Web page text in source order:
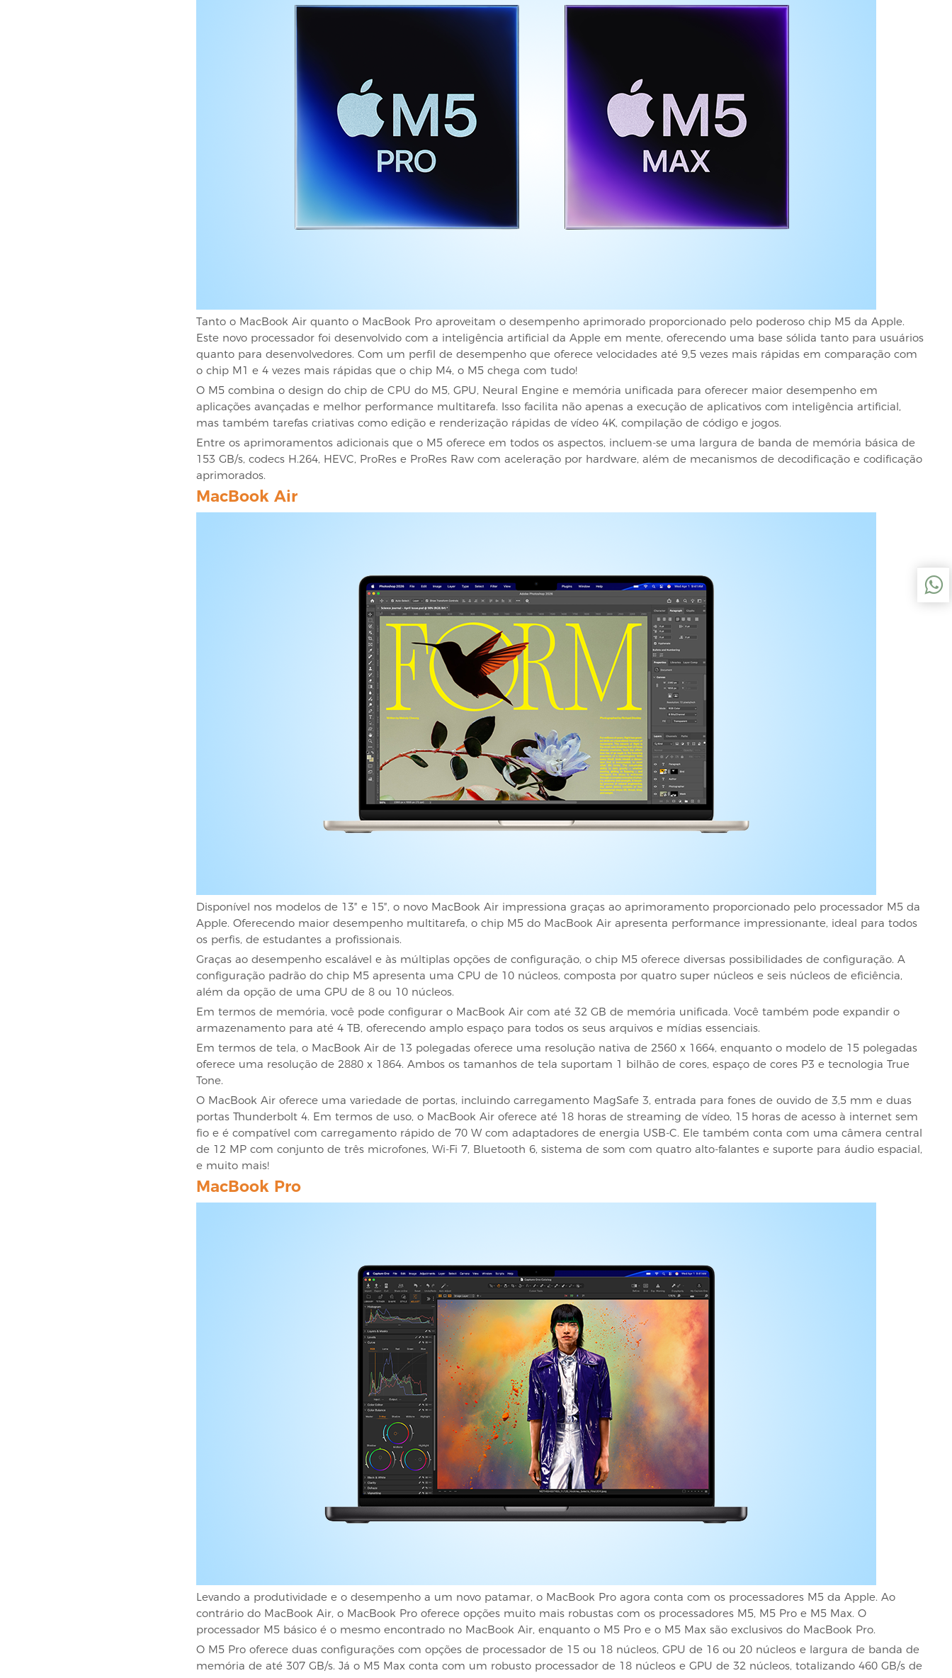
Tanto o MacBook Air quanto o MacBook Pro aproveitam o desempenho aprimorado proporcionado pelo poderoso chip M5 da Apple.
Este novo processador foi desenvolvido com a inteligência artificial da Apple em mente, oferecendo uma base sólida tanto para usuários
quanto para desenvolvedores. Com um perfil de desempenho que oferece velocidades até 9,5 vezes mais rápidas em comparação com
o chip M1 e 4 vezes mais rápidas que o chip M4, o M5 chega com tudo!
O M5 combina o design do chip de CPU do M5, GPU, Neural Engine e memória unificada para oferecer maior desempenho em
aplicações avançadas e melhor performance multitarefa. Isso facilita não apenas a execução de aplicativos com inteligência artificial,
mas também tarefas criativas como edição e renderização rápidas de vídeo 4K, compilação de código e jogos.
Entre os aprimoramentos adicionais que o M5 oferece em todos os aspectos, incluem-se uma largura de banda de memória básica de
153 GB/s, codecs H.264, HEVC, ProRes e ProRes Raw com aceleração por hardware, além de mecanismos de decodificação e codificação
aprimorados.
MacBook Air
Disponível nos modelos de 13″ e 15″, o novo MacBook Air impressiona graças ao aprimoramento proporcionado pelo processador M5 da
Apple. Oferecendo maior desempenho multitarefa, o chip M5 do MacBook Air apresenta performance impressionante, ideal para todos
os perfis, de estudantes a profissionais.
Graças ao desempenho escalável e às múltiplas opções de configuração, o chip M5 oferece diversas possibilidades de configuração. A
configuração padrão do chip M5 apresenta uma CPU de 10 núcleos, composta por quatro super núcleos e seis núcleos de eficiência,
além da opção de uma GPU de 8 ou 10 núcleos.
Em termos de memória, você pode configurar o MacBook Air com até 32 GB de memória unificada. Você também pode expandir o
armazenamento para até 4 TB, oferecendo amplo espaço para todos os seus arquivos e mídias essenciais.
Em termos de tela, o MacBook Air de 13 polegadas oferece uma resolução nativa de 2560 x 1664, enquanto o modelo de 15 polegadas
oferece uma resolução de 2880 x 1864. Ambos os tamanhos de tela suportam 1 bilhão de cores, espaço de cores P3 e tecnologia True
Tone.
O MacBook Air oferece uma variedade de portas, incluindo carregamento MagSafe 3, entrada para fones de ouvido de 3,5 mm e duas
portas Thunderbolt 4. Em termos de uso, o MacBook Air oferece até 18 horas de streaming de vídeo, 15 horas de acesso à internet sem
fio e é compatível com carregamento rápido de 70 W com adaptadores de energia USB-C. Ele também conta com uma câmera central
de 12 MP com conjunto de três microfones, Wi-Fi 7, Bluetooth 6, sistema de som com quatro alto-falantes e suporte para áudio espacial,
e muito mais!
MacBook Pro
Levando a produtividade e o desempenho a um novo patamar, o MacBook Pro agora conta com os processadores M5 da Apple. Ao
contrário do MacBook Air, o MacBook Pro oferece opções muito mais robustas com os processadores M5, M5 Pro e M5 Max. O
processador M5 básico é o mesmo encontrado no MacBook Air, enquanto o M5 Pro e o M5 Max são exclusivos do MacBook Pro.
O M5 Pro oferece duas configurações com opções de processador de 15 ou 18 núcleos, GPU de 16 ou 20 núcleos e largura de banda de
memória de até 307 GB/s. Já o M5 Max conta com um robusto processador de 18 núcleos e GPU de 32 núcleos, totalizando 460 GB/s de